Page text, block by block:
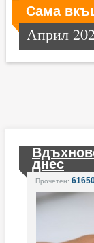
Сама
Април
днес
Прочетен: